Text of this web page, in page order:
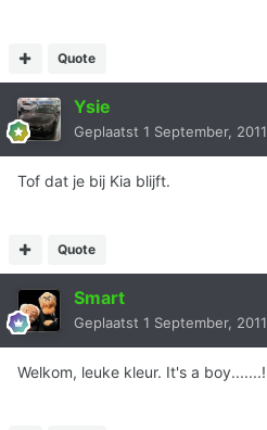
Quote
Ysie
Geplaatst 1 September, 2011
Tof dat je bij Kia blijft.
Quote
Smart
Geplaatst 1 September, 2011
Welkom, leuke kleur. It's a boy.......!